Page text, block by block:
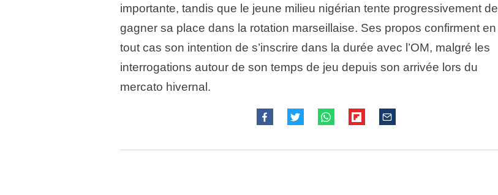
importante, tandis que le jeune milieu nigérian tente progressivement de
gagner sa place dans la rotation marseillaise. Ses propos confirment en
tout cas son intention de s’inscrire dans la durée avec l’OM, malgré les
interrogations autour de son temps de jeu depuis son arrivée lors du
mercato hivernal.